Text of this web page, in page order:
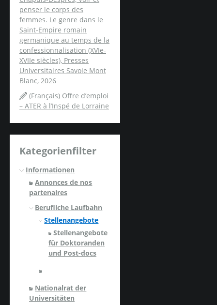
penser le corps des
femmes. Le genre dans le
Saint-Empire romain
germanique au temps de la
confessionnalisation (XVIe-
XVIIe siècles), Presses
Universitaires Savoie Mont
Blanc, 2026
(Français) Offre d’emploi
– ATER à l’Inspé de Lorraine
Kategorienfilter
Informationen
Annonces de nos
partenaires
Berufliche Laufbahn
Stellenangebote
Stellenangebote
für Doktoranden
und Post-docs
Nationalrat der
Universitäten